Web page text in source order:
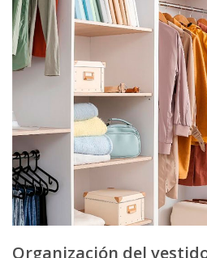
Organización del